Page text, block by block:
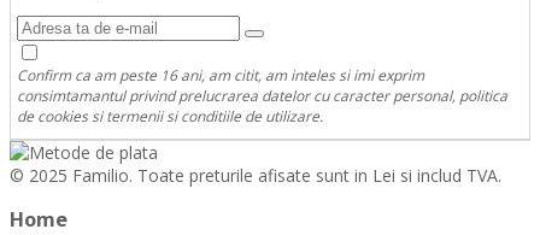
Confirm ca am peste 16 ani, am citit, am inteles si imi exprim
consimtamantul privind prelucrarea datelor cu caracter personal, politica
de cookies si termenii si conditiile de utilizare.
© 2025 Familio. Toate preturile afisate sunt in Lei si includ TVA.
Home